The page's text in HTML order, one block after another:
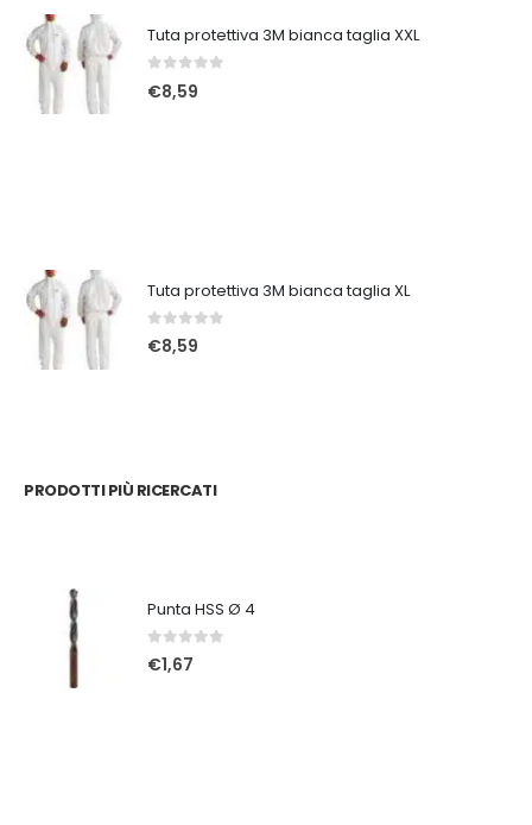
Tuta protettiva 3M bianca taglia XXL
Su 5
€8,59
Tuta protettiva 3M bianca taglia XL
0Su 5
€8,59
PRODOTTI PIÙ RICERCATI
Punta HSS Ø 4
0Su 5
€1,67